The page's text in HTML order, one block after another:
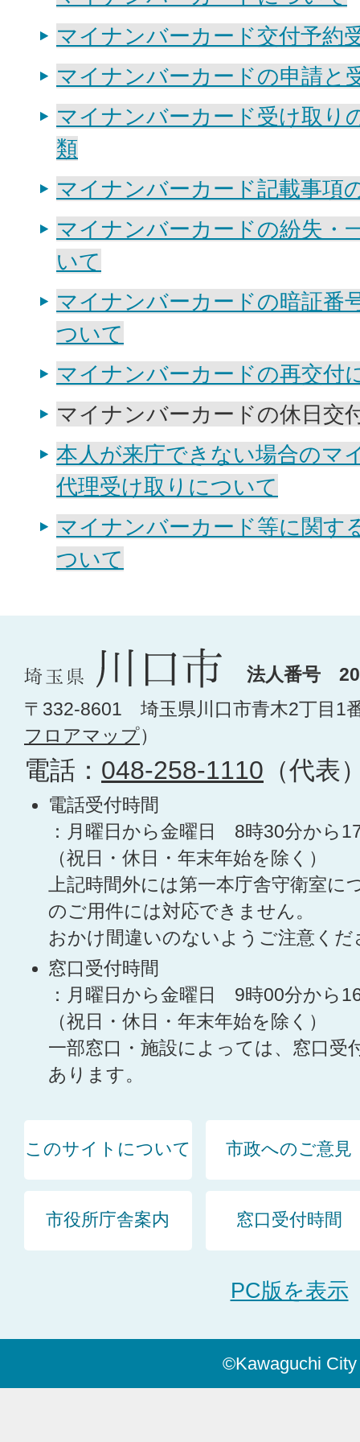
マイナンバーカード交付予約
マイナンバーカードの申請と
マイナンバーカード受け取り
類
マイナンバーカード記載事項
マイナンバーカードの紛失・
いて
マイナンバーカードの暗証番
ついて
マイナンバーカードの再交付
マイナンバーカードの休日交
本人が来庁できない場合のマ
代理受け取りについて
マイナンバーカード等に関す
ついて
法人番号
〒332-8601 埼玉県川口市青木2丁目1
フロアマップ）
電話： 048-258-1110 （代表
電話受付時間
：月曜日から金曜日 8時30分から
（祝日・休日・年末年始を除く）
上記時間外には第一本庁舎守衛室に
のご用件には対応できません。
おかけ間違いのないようご注意くだ
窓口受付時間
：月曜日から金曜日 9時00分から
（祝日・休日・年末年始を除く）
一部窓口・施設によっては、窓口受
あります。
このサイトについて 市政へのご意見
市役所庁舎案内 窓口受付時間
PC版を表示
©Kawaguchi City